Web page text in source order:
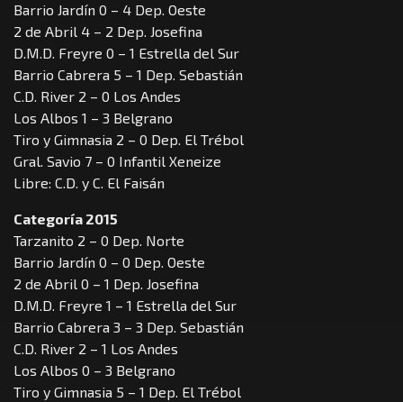
Barrio Jardín 0 – 4 Dep. Oeste
2 de Abril 4 – 2 Dep. Josefina
D.M.D. Freyre 0 – 1 Estrella del Sur
Barrio Cabrera 5 – 1 Dep. Sebastián
C.D. River 2 – 0 Los Andes
Los Albos 1 – 3 Belgrano
Tiro y Gimnasia 2 – 0 Dep. El Trébol
Gral. Savio 7 – 0 Infantil Xeneize
Libre: C.D. y C. El Faisán
Categoría 2015
Tarzanito 2 – 0 Dep. Norte
Barrio Jardín 0 – 0 Dep. Oeste
2 de Abril 0 – 1 Dep. Josefina
D.M.D. Freyre 1 – 1 Estrella del Sur
Barrio Cabrera 3 – 3 Dep. Sebastián
C.D. River 2 – 1 Los Andes
Los Albos 0 – 3 Belgrano
Tiro y Gimnasia 5 – 1 Dep. El Trébol